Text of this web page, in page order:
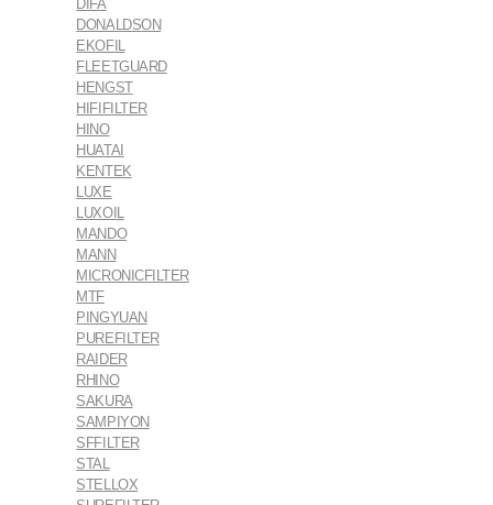
DIFA
DONALDSON
EKOFIL
FLEETGUARD
HENGST
HIFIFILTER
HINO
HUATAI
KENTEK
LUXE
LUXOIL
MANDO
MANN
MICRONICFILTER
MTF
PINGYUAN
PUREFILTER
RAIDER
RHINO
SAKURA
SAMPIYON
SFFILTER
STAL
STELLOX